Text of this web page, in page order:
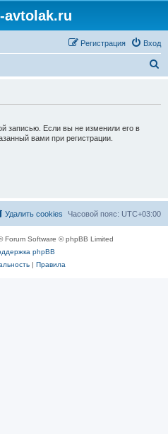
avtolak.ru
Вход
Регистрация
записью. Если вы не изменили его в
вами при регистрации.
Часовой пояс: UTC+03:00
Удалить cookies
Forum Software © phpBB Limited
phpBB
| Правила